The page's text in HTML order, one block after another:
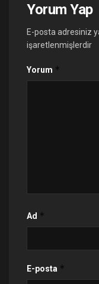
Yorum Yap
E-posta adresiniz
işaretlenmişlerdir
Yorum *
Ad *
E-posta *